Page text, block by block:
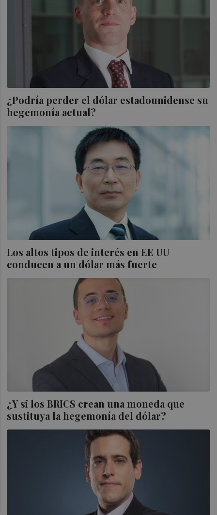
¿Podría perder el dólar estadounidense su
hegemonía actual?
Los altos tipos de interés en EE UU
conducen a un dólar más fuerte
¿Y si los BRICS crean una moneda que
sustituya la hegemonía del dólar?